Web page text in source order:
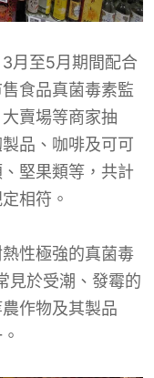
月至5月期間配合
食品真菌毒素監
賣場等商家抽
品、咖啡及可可
堅果類等，共計
相符。
性極強的真菌毒
見於受潮、發霉的
作物及其製品